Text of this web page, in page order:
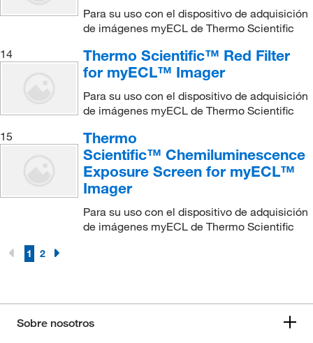
Para su uso con el dispositivo de adquisición
de imágenes myECL de Thermo Scientific
14
Thermo Scientific™ Red Filter
for myECL™ Imager
Para su uso con el dispositivo de adquisición
de imágenes myECL de Thermo Scientific
15
Thermo
Scientific™ Chemiluminescence
Exposure Screen for myECL™
Imager
Para su uso con el dispositivo de adquisición
de imágenes myECL de Thermo Scientific
1 2
Sobre nosotros